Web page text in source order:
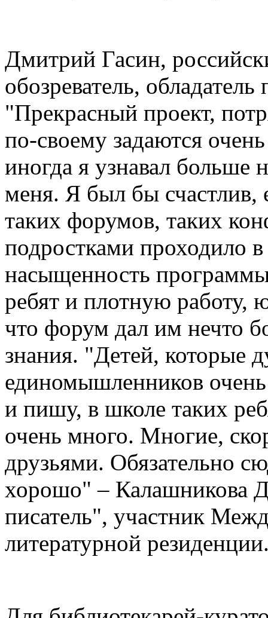
Дмитрий Гасин,
обозреватель,
"Прекрасный проект,
по-своему задаются
иногда я узнавал больше
меня. Я был бы
таких форумов, таких
подростками проходило
насыщенность
ребят и плотную работу,
что форум дал им нечто
знания. "Детей, которые
единомышленников
и пишу, в школе таких
очень много. Многие,
друзьями. Обязательно
хорошо" – Калашникова
писатель", участник
литературной